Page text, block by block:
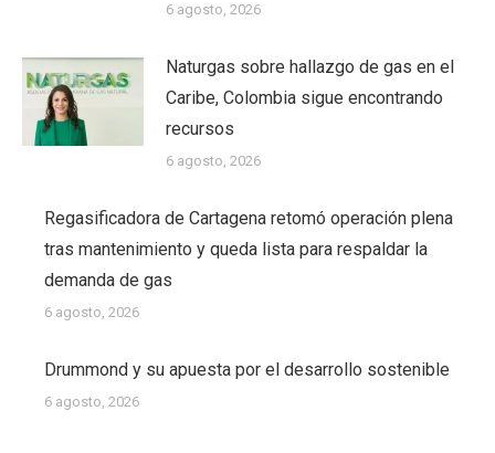
6 agosto, 2026
Naturgas sobre hallazgo de gas en el
Caribe, Colombia sigue encontrando
recursos
6 agosto, 2026
Regasificadora de Cartagena retomó operación plena
tras mantenimiento y queda lista para respaldar la
demanda de gas
6 agosto, 2026
Drummond y su apuesta por el desarrollo sostenible
6 agosto, 2026